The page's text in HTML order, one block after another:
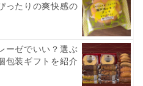
ったりの爽快感の
ーゼでいい？選ぶ
包装ギフトを紹介